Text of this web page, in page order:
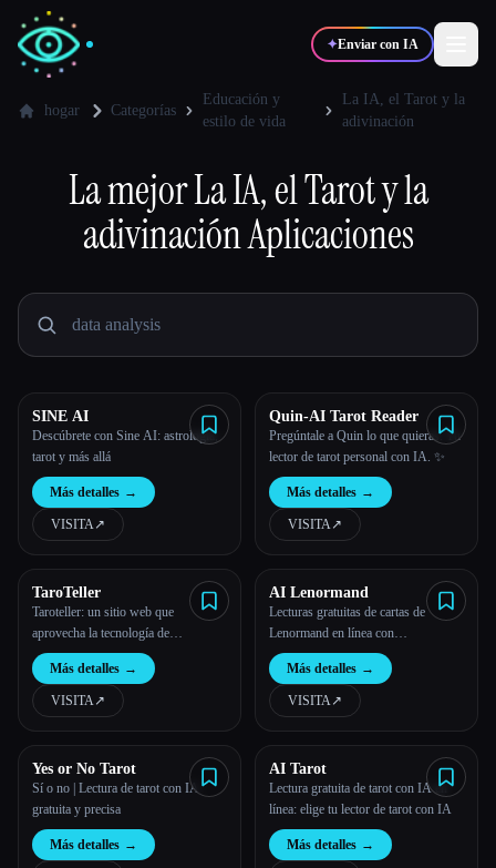
✦Enviar con IA
Desarrolladores 📈 Marketers
🎓 Estudiantes
Blog
Comparar herramientas
Todas las categorías
Acerca de
hogar Categorías
Educación y
estilo de vida
La IA, el Tarot y la
adivinación
La mejorLa IA, el Tarot y la
adivinaciónAplicaciones
SINE AI
Descúbrete con Sine AI: astrología,
tarot y más allá
Más detalles →
VISITA↗︎
Quin-AI Tarot Reader
Pregúntale a Quin lo que quieras. Tu
lector de tarot personal con IA. ✨
Más detalles →
VISITA↗︎
TaroTeller
Taroteller: un sitio web que
aprovecha la tecnología de
inteligencia artificial para leer las
cartas del tarot
Más detalles →
VISITA↗︎
AI Lenormand
Lecturas gratuitas de cartas de
Lenormand en línea con
interpretaciones impulsadas por la
IA. Aprende el significado de las
cartas y explora varios pliegos.
Más detalles →
VISITA↗︎
Yes or No Tarot
Sí o no | Lectura de tarot con IA
gratuita y precisa
Más detalles →
AI Tarot
Lectura gratuita de tarot con IA en
línea: elige tu lector de tarot con IA
Más detalles →